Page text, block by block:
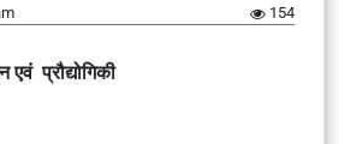
154
एवं प्रौद्योगिकी